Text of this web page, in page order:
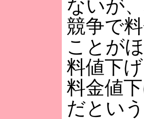
ないが
競争で
ことが
料値下
料金値
だという